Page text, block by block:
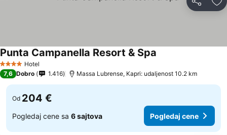
Deli
4 ZvezdiceHotel
Punta Campanella Resort & Spa
7,6 Dobro 1.416 Massa Lubrense, Kapri: udaljenost 10.2 km
Od 204 €
Pogledaj cene sa 6 sajtova Pogledaj cene